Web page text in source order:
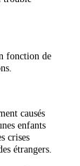
fonction de
causés
enfants
crises
étrangers.